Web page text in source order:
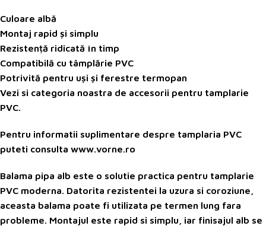
Culoare albă
Montaj rapid și simplu
Rezistență ridicată în timp
Compatibilă cu tâmplărie PVC
Potrivită pentru uși și ferestre termopan
Vezi si categoria noastra de accesorii pentru tamplarie
PVC.
Pentru informatii suplimentare despre tamplaria PVC
puteti consulta www.vorne.ro
Balama pipa alb este o solutie practica pentru tamplarie
PVC moderna. Datorita rezistentei la uzura si coroziune,
aceasta balama poate fi utilizata pe termen lung fara
probleme. Montajul este rapid si simplu, iar finisajul alb se